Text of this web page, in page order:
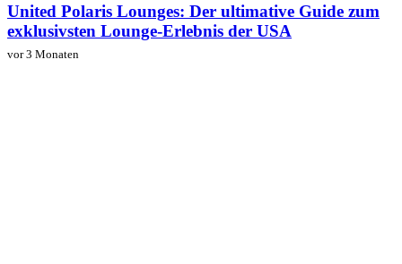
United Polaris Lounges: Der ultimative Guide zum
exklusivsten Lounge-Erlebnis der USA
vor 3 Monaten